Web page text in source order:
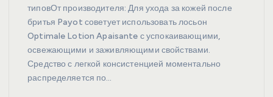
типовОт производителя: Для ухода за кожей после
бритья Payot советует использовать лосьон
Optimale Lotion Apaisante с успокаивающими,
освежающими и заживляющими свойствами.
Средство с легкой консистенцией моментально
распределяется по…